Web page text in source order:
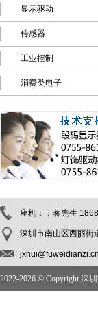
显示驱动
传感器
工业控制
消费类电子
座机：；蒋先生
深圳市南山区西丽街
jxhui@fuweidianzi.cn
2022-2026 © Copyright 深